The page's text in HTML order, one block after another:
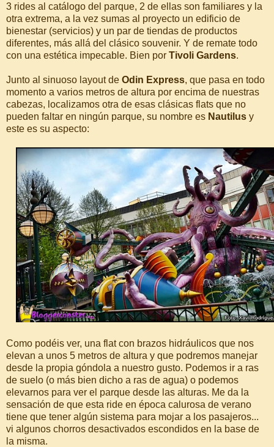
3 rides al catálogo del parque, 2 de ellas son familiares y la
otra extrema, a la vez sumas al proyecto un edificio de
bienestar (servicios) y un par de tiendas de productos
diferentes, más allá del clásico souvenir. Y de remate todo
con una estética impecable. Bien por Tivoli Gardens.
Junto al sinuoso layout de Odin Express, que pasa en todo
momento a varios metros de altura por encima de nuestras
cabezas, localizamos otra de esas clásicas flats que no
pueden faltar en ningún parque, su nombre es Nautilus y
este es su aspecto:
Como podéis ver, una flat con brazos hidráulicos que nos
elevan a unos 5 metros de altura y que podremos manejar
desde la propia góndola a nuestro gusto. Podemos ir a ras
de suelo (o más bien dicho a ras de agua) o podemos
elevarnos para ver el parque desde las alturas. Me da la
sensación de que esta ride en época calurosa de verano
tiene que tener algún sistema para mojar a los pasajeros...
vi algunos chorros desactivados escondidos en la base de
la misma.